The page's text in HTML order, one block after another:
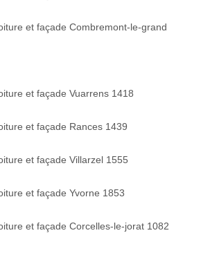
et façade Combremont-le-grand
et façade Vuarrens 1418
et façade Rances 1439
et façade Villarzel 1555
et façade Yvorne 1853
et façade Corcelles-le-jorat 1082